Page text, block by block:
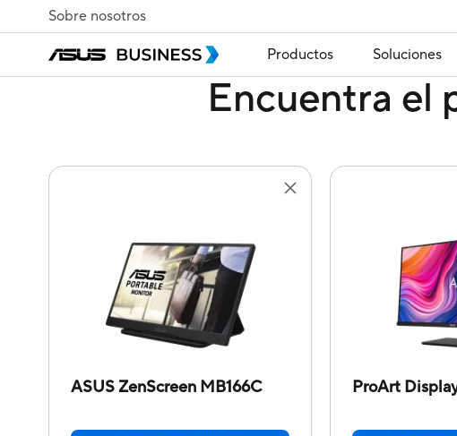
Sobre nosotros
Productos Soluciones
Encuentra el
ASUS ZenScreen MB166C ProArt